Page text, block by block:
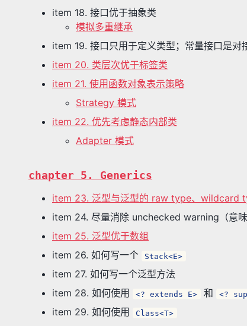
item 18. 接口优于抽象类
模拟多重继承
item 19. 接口只用于定义类型；常量接口是对
item 20. 类层次优于标签类
item 21. 使用函数对象表示策略
Strategy 模式
item 22. 优先考虑静态内部类
Adapter 模式
chapter 5. Generics
item 23. 泛型与泛型的 raw type、wildcard
item 24. 尽量消除 unchecked warning（意
item 25. 泛型优于数组
item 26. 如何写一个
Stack<E>
item 27. 如何写一个泛型方法
item 28. 如何使用
<? extends E> 和 <?
item 29. 如何使用
Class<T>